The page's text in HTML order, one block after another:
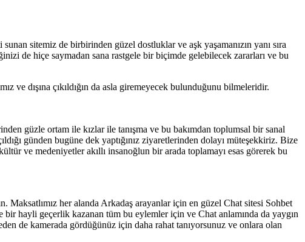
sitemiz de birbirinden güzel dostluklar ve aşk yaşamanızın yanı sıra
de hiçe saymadan sana rastgele bir biçimde gelebilecek zararları ve bu
dışına çıkıldığın da asla giremeyecek bulunduğunu bilmeleridir.
güzle ortam ile kızlar ile tanışma ve bu bakımdan toplumsal bir sanal
günden bugüne dek yaptığınız ziyaretlerinden dolayı müteşekkiriz. Bize
ve medeniyetler akıllı insanoğlun bir arada toplamayı esas görerek bu
Maksatlımız her alanda Arkadaş arayanlar için en güzel Chat sitesi Sohbet
hayli geçerlik kazanan tüm bu eylemler için ve Chat anlamında da yaygın
de kamerada gördüğünüz için daha rahat tanıyorsunuz ve onlara olan